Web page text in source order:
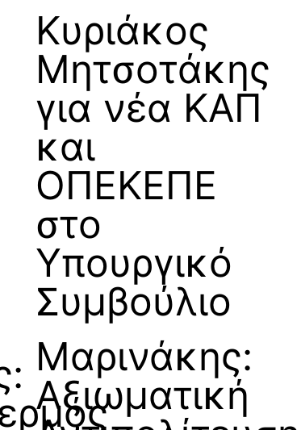
Κυριάκος
Μητσοτάκης
για νέα ΚΑΠ
και
ΟΠΕΚΕΠΕ
στο
Υπουργικό
Συμβούλιο
Μαρινάκης:
Αξιωματική